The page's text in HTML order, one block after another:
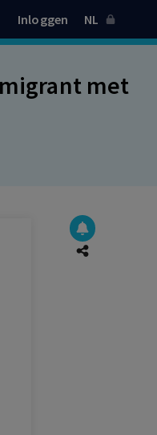
Inloggen NL
met